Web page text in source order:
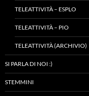
TELEATTIVITÀ – ESPLO
TELEATTIVITÀ – PIO
TELEATTIVITÀ (ARCHIVIO)
SI PARLA DI NOI :)
STEMMINI